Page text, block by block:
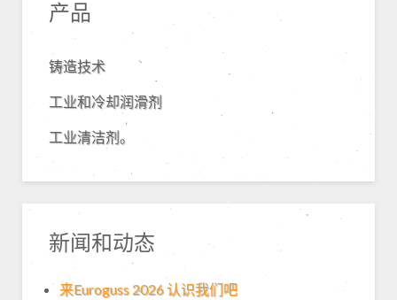
产品
铸造技术
工业和冷却润滑剂
工业清洁剂。
新闻和动态
来Euroguss 2026 认识我们吧